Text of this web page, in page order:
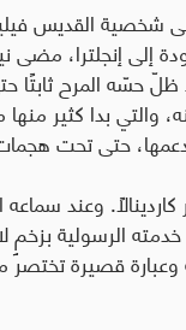
شخصية القديس
إلى
حسّه المرح ثابتًا
بدا كثير
ودعمها، حتى تحت
عشر كاردينالاً.
قصيرة تختصر مسيرة